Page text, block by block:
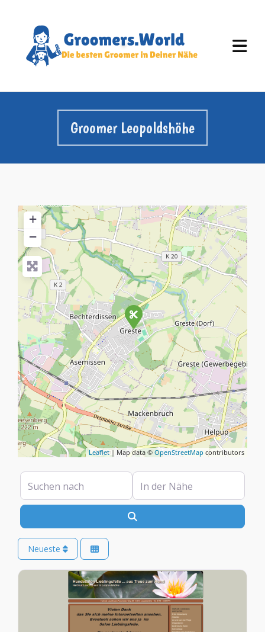
Groomer Leopoldshöhe
+
−
Leaflet| Map data © OpenStreetMap contributors
Suchen nach In der Nähe
Neueste